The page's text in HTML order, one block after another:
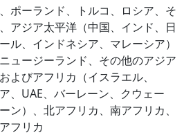
ポーランド、トルコ、ロシア、そ
アジア太平洋（中国、インド、日
ル、インドネシア、マレーシア）
ュージーランド、その他のアジア
よびアフリカ（イスラエル、
、UAE、バーレーン、クウェー
ン）、北アフリカ、南アフリカ、
フリカ